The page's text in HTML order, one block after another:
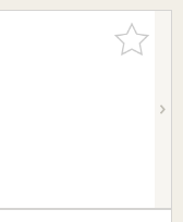
お気に入
りに追加